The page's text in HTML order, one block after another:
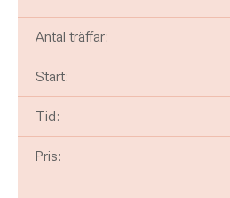
Antal träffar:
Start:
Tid:
Pris: